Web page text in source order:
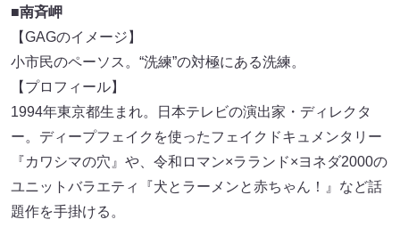
■南斉岬
【GAGのイメージ】
小市民のペーソス。“洗練”の対極にある洗練。
【プロフィール】
1994年東京都生まれ。日本テレビの演出家・ディレクタ
ー。ディープフェイクを使ったフェイクドキュメンタリー
『カワシマの穴』や、令和ロマン×ラランド×ヨネダ2000の
ユニットバラエティ『犬とラーメンと赤ちゃん！』など話
題作を手掛ける。